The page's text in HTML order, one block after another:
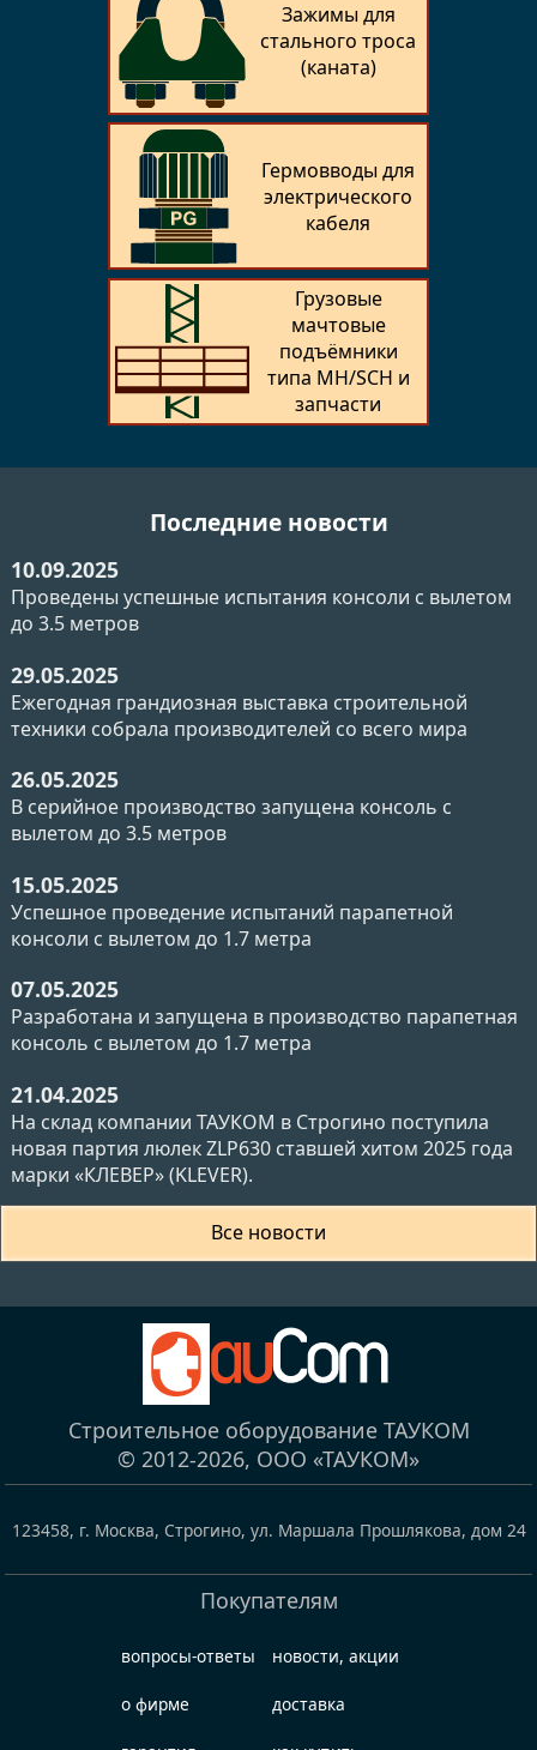
Зажимы для
стального троса
(каната)
Гермовводы для
электрического
кабеля
Грузовые
мачтовые
подъёмники
типа MH/SCH и
запчасти
Последние новости
10.09.2025
Проведены успешные испытания консоли с вылетом
до 3.5 метров
29.05.2025
Ежегодная грандиозная выставка строительной
техники собрала производителей со всего мира
26.05.2025
В серийное производство запущена консоль с
вылетом до 3.5 метров
15.05.2025
Успешное проведение испытаний парапетной
консоли с вылетом до 1.7 метра
07.05.2025
Разработана и запущена в производство парапетная
консоль с вылетом до 1.7 метра
21.04.2025
На склад компании ТАУКОМ в Строгино поступила
новая партия люлек ZLP630 ставшей хитом 2025 года
марки «КЛЕВЕР» (KLEVER).
Все новости
Строительное оборудование ТАУКОМ
© 2012-2026, ООО «ТАУКОМ»
123458, г. Москва, Строгино, ул. Маршала Прошлякова, дом 24
Покупателям
вопросы-ответы
о фирме
новости, акции
доставка